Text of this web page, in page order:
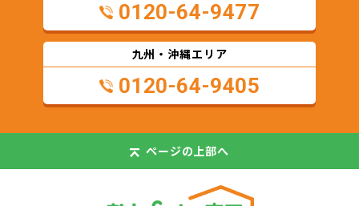
0120-64-9477
九州・沖縄エリア
0120-64-9405
ページの上部へ